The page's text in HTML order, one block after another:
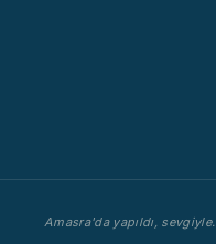
Amasra'da yapıldı, sevgiyle.